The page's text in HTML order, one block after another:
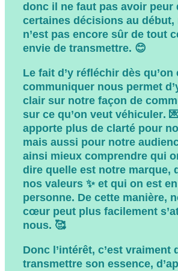
donc il ne faut pas avoir peur
certaines décisions au début,
n’est pas encore sûr de tout
envie de transmettre. 😊
Le fait d’y réfléchir dès qu’on
communiquer nous permet
clair sur notre façon de
sur ce qu’on veut véhiculer.
apporte plus de clarté pour
mais aussi pour notre
ainsi mieux comprendre qui
dire quelle est notre marque,
nos valeurs ✨ et qui on est
personne. De cette manière,
cœur peut plus facilement
nous. 🥰
Donc l’intérêt, c’est vraiment
transmettre son essence,